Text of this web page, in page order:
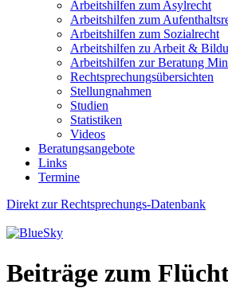
Arbeitshilfen zum Asylrecht
Arbeitshilfen zum
Arbeitshilfen zum Sozialrecht
Arbeitshilfen zu Arbeit &
Arbeitshilfen zur Beratung
Rechtsprechungsübersichten
Stellungnahmen
Studien
Statistiken
Videos
Beratungsangebote
Links
Termine
Direkt zur Rechtsprechungs-Datenbank
Beiträge zum